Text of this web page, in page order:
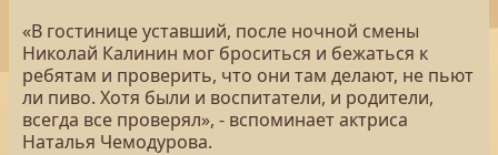
«В гостинице уставший, после ночной смены
Николай Калинин мог броситься и бежаться к
ребятам и проверить, что они там делают, не пьют
ли пиво. Хотя были и воспитатели, и родители,
всегда все проверял», - вспоминает актриса
Наталья Чемодурова.